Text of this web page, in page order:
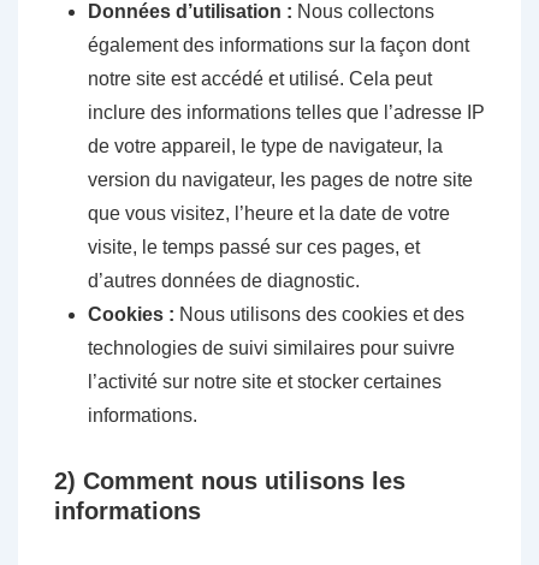
Données d’utilisation : Nous collectons
également des informations sur la façon dont
notre site est accédé et utilisé. Cela peut
inclure des informations telles que l’adresse IP
de votre appareil, le type de navigateur, la
version du navigateur, les pages de notre site
que vous visitez, l’heure et la date de votre
visite, le temps passé sur ces pages, et
d’autres données de diagnostic.
Cookies : Nous utilisons des cookies et des
technologies de suivi similaires pour suivre
l’activité sur notre site et stocker certaines
informations.
2) Comment nous utilisons les
informations